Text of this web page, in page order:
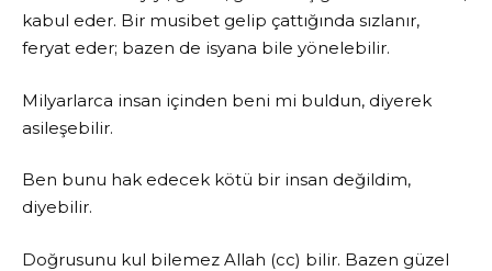
kabul eder. Bir musibet gelip çattığında sızlanır,
feryat eder; bazen de isyana bile yönelebilir.
Milyarlarca insan içinden beni mi buldun, diyerek
asileşebilir.
Ben bunu hak edecek kötü bir insan değildim,
diyebilir.
Doğrusunu kul bilemez Allah (cc) bilir. Bazen güzel